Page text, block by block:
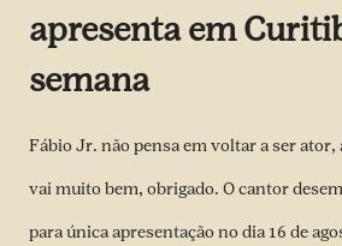
apresenta em
semana
Fábio Jr. não pensa em voltar a ser ator,
vai muito bem, obrigado. O cantor
para única apresentação no dia 16 de